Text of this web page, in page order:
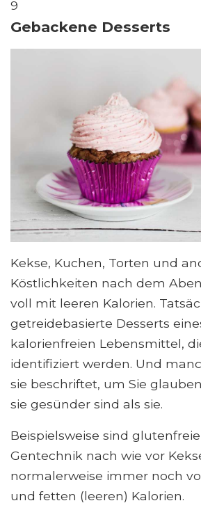
9
Gebackene Desserts
Kekse, Kuchen, Torten und
Köstlichkeiten nach dem
voll mit leeren Kalorien.
getreidebasierte Desserts
kalorienfreien Lebensmittel,
identifiziert werden. Und
sie beschriftet, um Sie
sie gesünder sind als sie.
Beispielsweise sind
Gentechnik nach wie vor
normalerweise immer noch
und fetten (leeren) Kalorien.